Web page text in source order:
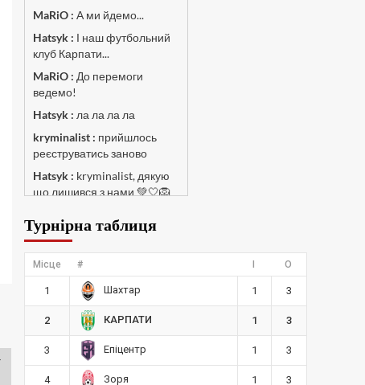
MaRiO : А ми йдемо...
Hatsyk : І наш футбольний
клуб Карпати...
MaRiO : До перемоги
ведемо!
Hatsyk : ла ла ла ла
kryminalist : прийшлось
реєструватись заново
Hatsyk : kryminalist, дякую
що лишився з нами 💚🤍🦁
оживає, то добре!
MaRiO :Знов у клубі
бардак...
Hatsyk :
Все буде добре
Torsida_LEMBERG_1963 :
Всім привіт, знову з вами)
Hatsyk :
Torsida_LEMBERG_1963 ,
Турнірна таблиця
Місце # О
1 Шахтар 1 3
2 КАРПАТИ 1 3
3 Епіцентр 1 3
4 Зоря 1 3